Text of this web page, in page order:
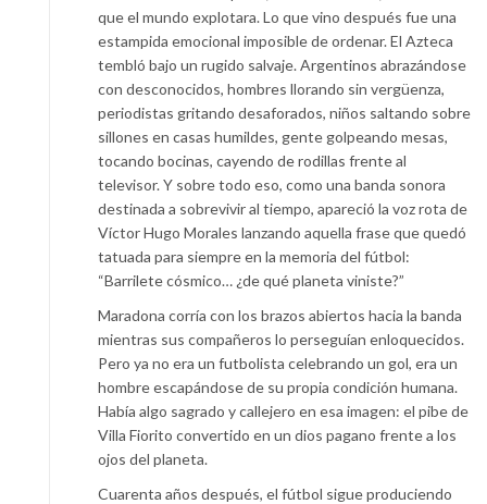
que el mundo explotara. Lo que vino después fue una
estampida emocional imposible de ordenar. El Azteca
tembló bajo un rugido salvaje. Argentinos abrazándose
con desconocidos, hombres llorando sin vergüenza,
periodistas gritando desaforados, niños saltando sobre
sillones en casas humildes, gente golpeando mesas,
tocando bocinas, cayendo de rodillas frente al
televisor. Y sobre todo eso, como una banda sonora
destinada a sobrevivir al tiempo, apareció la voz rota de
Víctor Hugo Morales lanzando aquella frase que quedó
tatuada para siempre en la memoria del fútbol:
“Barrilete cósmico… ¿de qué planeta viniste?”
Maradona corría con los brazos abiertos hacia la banda
mientras sus compañeros lo perseguían enloquecidos.
Pero ya no era un futbolista celebrando un gol, era un
hombre escapándose de su propia condición humana.
Había algo sagrado y callejero en esa imagen: el pibe de
Villa Fiorito convertido en un dios pagano frente a los
ojos del planeta.
Cuarenta años después, el fútbol sigue produciendo